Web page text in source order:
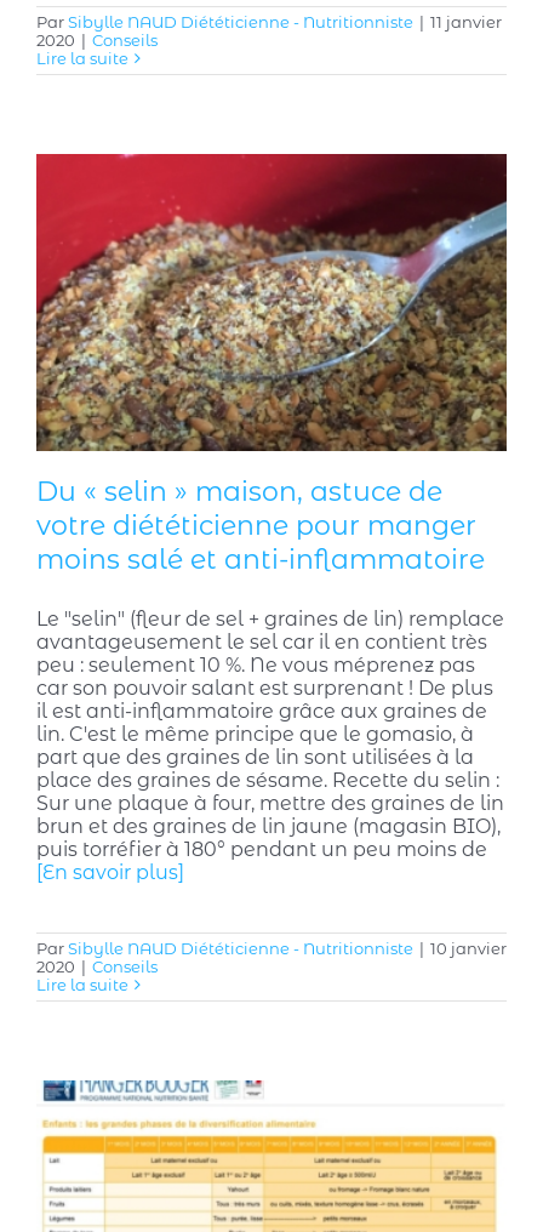
ParSibylle NAUD Diététicienne - Nutritionniste | 11 janvier
2020 | Conseils
Lire la suite
Du « selin » maison, astuce de
votre diététicienne pour manger
moins salé et anti-inflammatoire
Le "selin" (fleur de sel + graines de lin) remplace
avantageusement le sel car il en contient très
peu : seulement 10 %. Ne vous méprenez pas
car son pouvoir salant est surprenant ! De plus
il est anti-inflammatoire grâce aux graines de
lin. C'est le même principe que le gomasio, à
part que des graines de lin sont utilisées à la
place des graines de sésame. Recette du selin :
Sur une plaque à four, mettre des graines de lin
brun et des graines de lin jaune (magasin BIO),
puis torréfier à 180° pendant un peu moins de
[En savoir plus]
ParSibylle NAUD Diététicienne - Nutritionniste | 10 janvier
2020 | Conseils
Lire la suite